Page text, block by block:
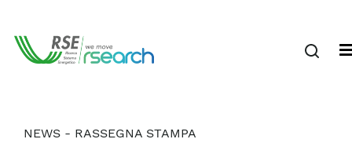
NEWS - RASSEGNA STAMPA